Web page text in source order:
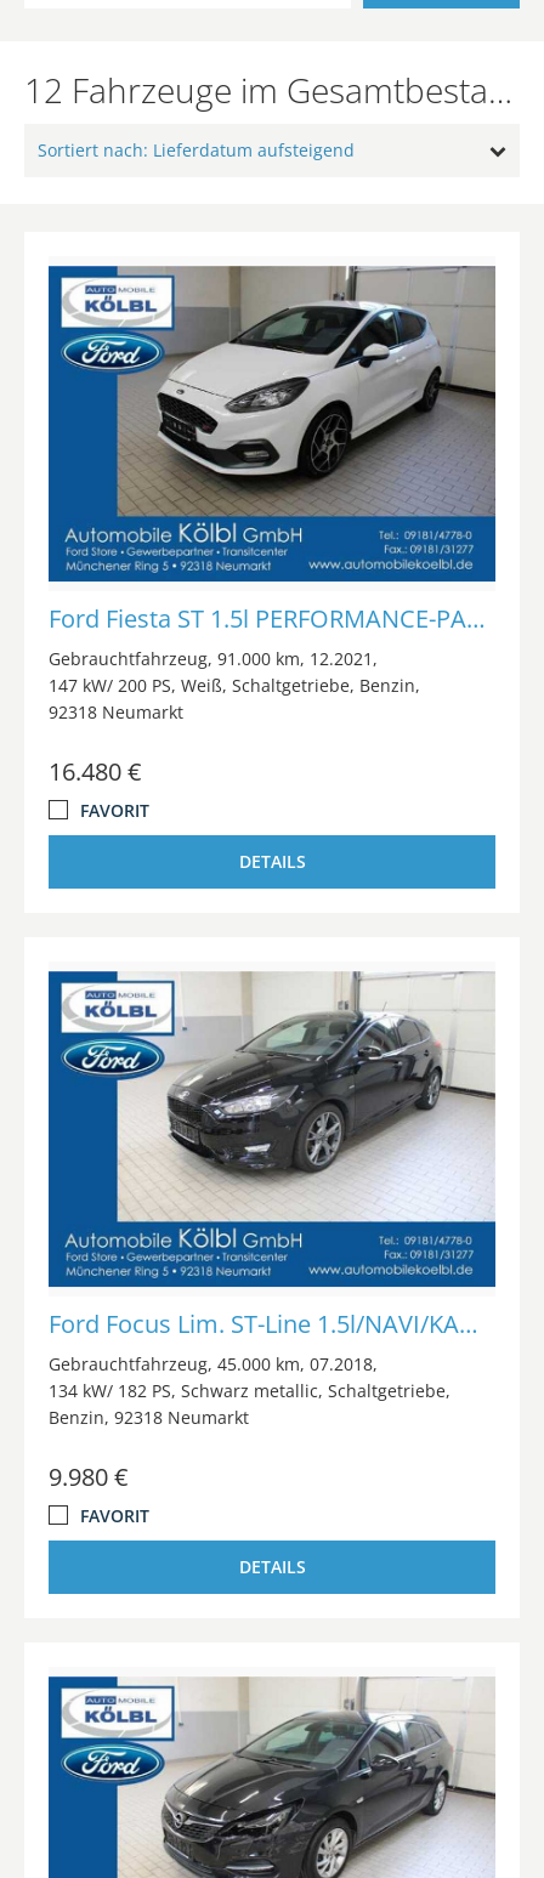
12 Fahrzeuge im Gesamtbestand in Neumarkt
Sortiert nach: Lieferdatum aufsteigend
Ford Fiesta ST 1.5l PERFORMANCE-PAKET/RECARO/KAMERA/
Gebrauchtfahrzeug 91.000 km 12.2021
147 kW/ 200 PS Weiß Schaltgetriebe Benzin
92318 Neumarkt
16.480 €
FAVORIT
DETAILS
Ford Focus Lim. ST-Line 1.5l/NAVI/KAMERA/SHZ/PDC/TEMP
Gebrauchtfahrzeug 45.000 km 07.2018
134 kW/ 182 PS Schwarz metallic Schaltgetriebe
Benzin 92318 Neumarkt
9.980 €
FAVORIT
DETAILS